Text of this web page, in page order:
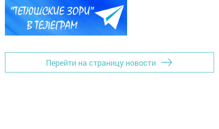
Перейти на страницу новости